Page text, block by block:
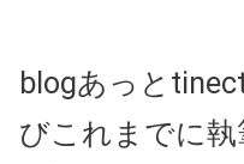
blogあっと
びこれまでに